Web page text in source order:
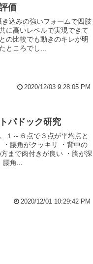
価
込みの強いフォームで四肢
に高いレベルで実現できて
の比較でも動きのキレが明
ところでし...
2020/12/03 9:28:05 PM
パドック研究
１～６点で３点が平均点と
腰角がクッキリ ・背中の
まで肉付きが良い ・胸が深
角...
2020/12/01 10:29:42 PM